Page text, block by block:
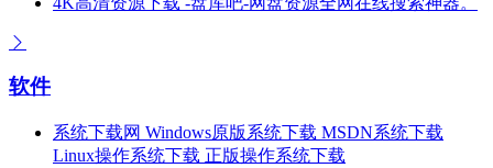
软件
系统下载网 Windows原版系统下载 MSDN系统下载
Linux操作系统下载 正版操作系统下载